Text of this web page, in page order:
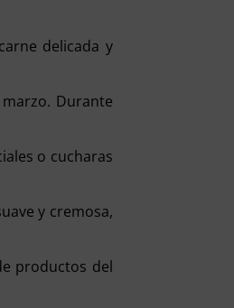
delicada y
Durante
o cucharas
y cremosa,
productos del